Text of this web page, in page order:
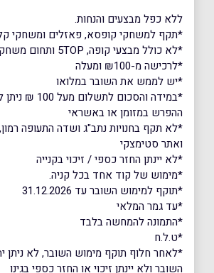
ללא כפל מבצעים והנחות.
*תקף למשחקי קופסא, פאזלים ומשחקי
*לא כולל מבצעי קופה, 5TOP ותחום משחקי וקלפי המודעות
*לרכישה מ-₪100 ומעלה
*יש לממש את השובר במלואו
*במידה והסכום
ההפרש במזומן או באשראי
*לא תקף בחנויות נתב"ג ושדה התעופה
ואתר סטימצקי
*לא יינתן החזר כספי / זיכוי בקנייה
*מימוש של קוד אחד בכל קניה.
*תוקף למימוש השובר עד 31.12.2026
*עד גמר המלאי
*התמונה להמחשה בלבד
*ט.ל.ח
*לאחר חלוף תוקף מימוש השובר, לא ניתן
השובר ולא יינתן זיכוי או החזר כספי בגינו